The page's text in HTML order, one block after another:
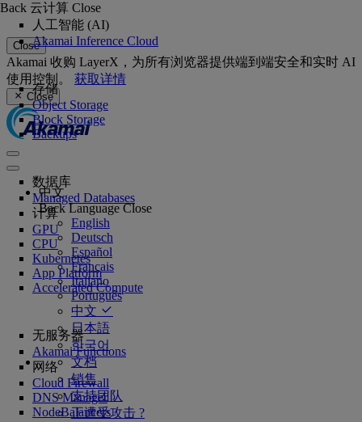
Close
Akamai 收购 LayerX，为所有浏览器提供端到端安全和实时 AI
使用控制。 获取详情
Close
中文
Back Language Close
English
Deutsch
Español
Français
Italiano
Português
中文
日本語
한국어
文档
销售
支持团队
正遭受攻击 ?
Back 云计算 Close
人工智能 (AI)
Akamai Inference Cloud
存储
Object Storage
Block Storage
Backups
数据库
Managed Databases
计算
GPU
CPU
Kubernetes
App Platform
Accelerated Compute
无服务器
Akamai Functions
网络
Cloud Firewall
DNS Manager
NodeBalancers